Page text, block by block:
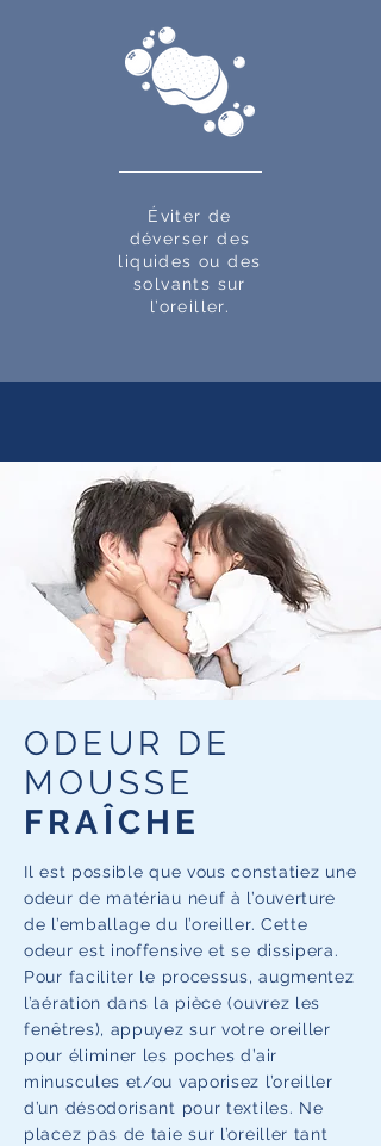
Éviter de
déverser des
liquides ou des
solvants sur
l’oreiller.
ODEUR DE
MOUSSE
FRAÎCHE
Il est possible que vous constatiez une
odeur de matériau neuf à l’ouverture
de l’emballage du l’oreiller. Cette
odeur est inoffensive et se dissipera.
Pour faciliter le processus, augmentez
l’aération dans la pièce (ouvrez les
fenêtres), appuyez sur votre oreiller
pour éliminer les poches d’air
minuscules et/ou vaporisez l’oreiller
d’un désodorisant pour textiles. Ne
placez pas de taie sur l’oreiller tant